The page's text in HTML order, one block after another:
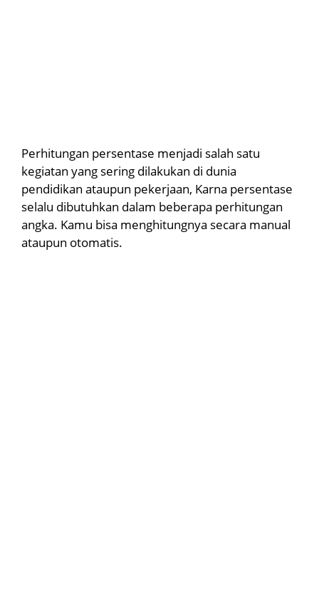
Perhitungan persentase menjadi salah satu
kegiatan yang sering dilakukan di dunia
pendidikan ataupun pekerjaan, Karna persentase
selalu dibutuhkan dalam beberapa perhitungan
angka. Kamu bisa menghitungnya secara manual
ataupun otomatis.